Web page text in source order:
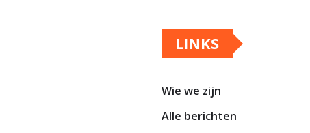
LINKS
Wie we zijn
Alle berichten